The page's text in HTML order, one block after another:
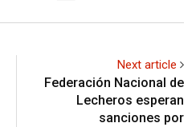
Next article
Federación Nacional de
Lecheros esperan
sanciones por